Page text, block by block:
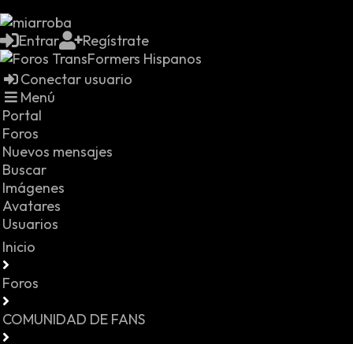
Entrar Regístrate
Conectar usuario
Menú
Portal
Foros
Nuevos mensajes
Buscar
Imágenes
Avatares
Usuarios
Inicio
Foros
COMUNIDAD DE FANS